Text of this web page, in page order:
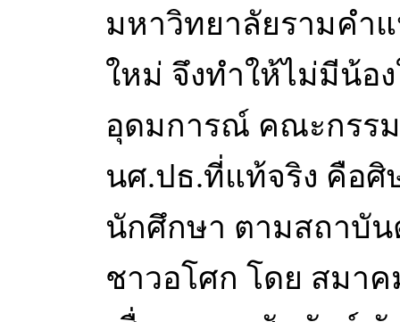
มหาวิทยาลัยรามคำ
ใหม่ จึงทำให้ไม่มีน้อ
อุดมการณ์ คณะกรร
นศ.ปธ.ที่แท้จริง คือศิ
นักศึกษา ตามสถาบัน
ชาวอโศก โดย สมา